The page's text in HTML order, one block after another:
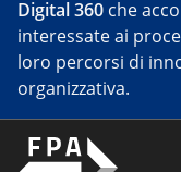
Digital 360 che
interessate ai
loro percorsi di
organizzativa.